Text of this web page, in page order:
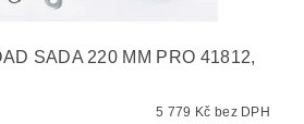
SADA 220 MM PRO 41812,
5 779 Kč bez DPH